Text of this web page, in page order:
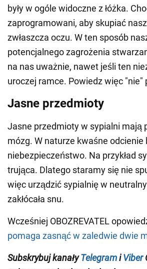
były w ogóle widoczne z łóżka.
zaprogramowani, aby skupiać
zwłaszcza oczu. W ten sposób
potencjalnego zagrożenia
na nas uważnie, nawet jeśli ten
uroczej ramce. Powiedz więc
Jasne przedmioty
Jasne przedmioty w sypialni mają
mózg. W naturze kwaśne
niebezpieczeństwo. Na przykład
trująca. Dlatego staramy się nie
więc urządzić sypialnię w
zakłócała snu.
Wcześniej OBOZREVATEL
pomaga zasnąć w zaledwie dwie
Subskrybuj kanałyTelegramiViber